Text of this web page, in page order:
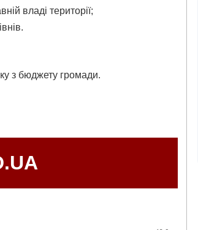
владі території;
з бюджету громади.